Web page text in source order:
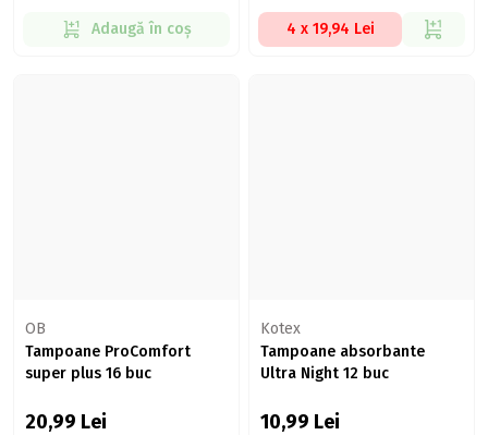
Adaugă în coș 4 x 19,94 Lei
OB
Tampoane ProComfort
super plus 16 buc
20,99 Lei
Kotex
Tampoane absorbante
Ultra Night 12 buc
10,99 Lei